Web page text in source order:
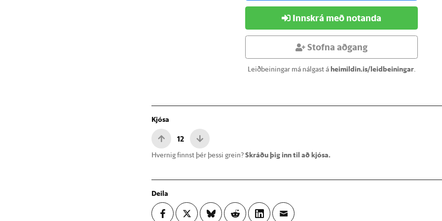
Innskrá með notanda
Stofna aðgang
Leiðbeiningar má nálgast á heimildin.is/leidbeiningar.
Kjósa
12
Hvernig finnst þér þessi grein?Skráðu þig inn til að kjósa.
Deila